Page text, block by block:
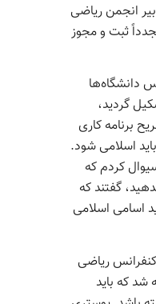
انجمن ریاضی
مجدداً ثبت و مجوز
دانشگاه‌ها
گردید،
برنامه کاری
اسلامی شود.
کردم که
گفتند که
اسامی اسلامی
ریاضی
گفته شد که باید